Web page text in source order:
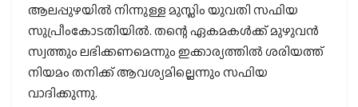
ആലപ്പുഴയില്‍ നിന്നുള്ള മുസ്ലിം യുവതി സഫിയ
സുപ്രീംകോടതിയില്‍. തന്റെ ഏകമകള്‍ക്ക് മുഴുവന്‍
സ്വത്തും ലഭിക്കണമെന്നും ഇക്കാര്യത്തില്‍ ശരിയത്ത്
നിയമം തനിക്ക് ആവശ്യമില്ലെന്നും സഫിയ
വാദിക്കുന്നു.